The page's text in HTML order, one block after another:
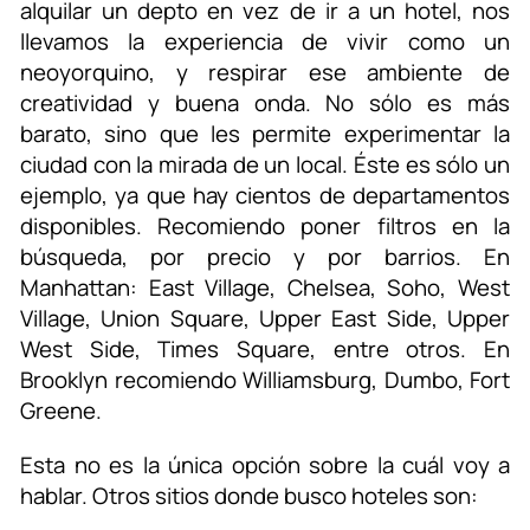
alquilar un depto en vez de ir a un hotel, nos
llevamos la experiencia de vivir como un
neoyorquino, y respirar ese ambiente de
creatividad y buena onda. No sólo es más
barato, sino que les permite experimentar la
ciudad con la mirada de un local. Éste es sólo un
ejemplo, ya que hay cientos de departamentos
disponibles. Recomiendo poner filtros en la
búsqueda, por precio y por barrios. En
Manhattan: East Village, Chelsea, Soho, West
Village, Union Square, Upper East Side, Upper
West Side, Times Square, entre otros. En
Brooklyn recomiendo Williamsburg, Dumbo, Fort
Greene.
Esta no es la única opción sobre la cuál voy a
hablar. Otros sitios donde busco hoteles son: